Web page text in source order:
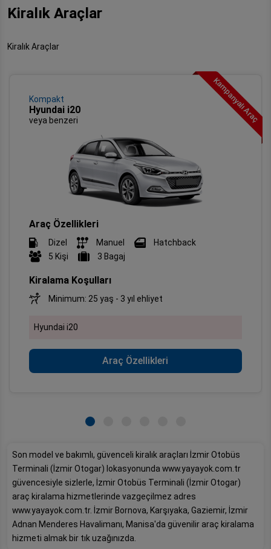
Kiralık Araçlar
Kiralık Araçlar
Kampanyalı Araç
Kompakt
Hyundai i20
veya benzeri
Araç Özellikleri
Dizel Manuel
Hatchback
5 Kişi
3 Bagaj
Kiralama Koşulları
Minimum: 25 yaş - 3 yıl ehliyet
Hyundai i20
Araç Özellikleri
Son model ve bakımlı, güvenceli kiralık araçları İzmir Otobüs
Terminali (İzmir Otogar) lokasyonunda www.yayayok.com.tr
güvencesiyle sizlerle, İzmir Otobüs Terminali (İzmir Otogar)
araç kiralama hizmetlerinde vazgeçilmez adres
www.yayayok.com.tr. İzmir Bornova, Karşıyaka, Gaziemir, İzmir
Adnan Menderes Havalimanı, Manisa'da güvenilir araç kiralama
hizmeti almak bir tık uzağınızda.